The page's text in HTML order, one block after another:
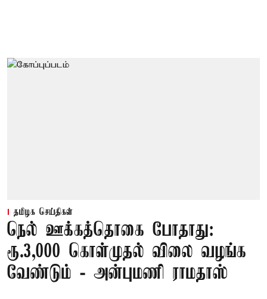
தமிழக செய்திகள்
நெல் ஊக்கத்தொகை போதாது:
ரூ.3,000 கொள்முதல் விலை வழங்க
வேண்டும் - அன்புமணி ராமதாஸ்